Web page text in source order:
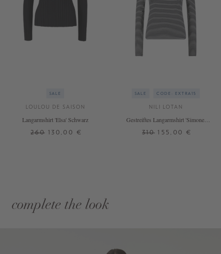
SALE
LOULOU DE SAISON
Langarmshirt 'Elsa' Schwarz
260 130,00 €
SALE CODE: EXTRA15
NILI LOTAN
Gestreiftes Langarmshirt 'Simone'
310 155,00 €
complete the look